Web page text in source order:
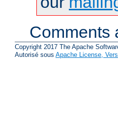
Comments
Copyright 2017 The Apache
Autorisé sous Apache License,